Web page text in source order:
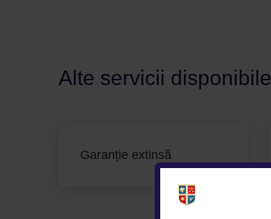
Alte servicii disponibile
Garanție extinsă